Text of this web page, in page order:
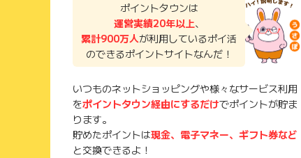
ポイントタウンは
運営実績20年以上、
累計900万人が利用しているポイ活
のできるポイントサイトなんだ！
いつものネットショッピングや様々なサービス利用
をポイントタウン経由にするだけでポイントが貯ま
ります。
貯めたポイントは現金、電子マネー、ギフト券など
と交換できるよ！